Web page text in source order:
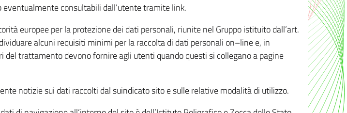
consultabili dall’utente tramite link.
europee per la protezione dei dati personali, riunite nel Gruppo istituito dall’art.
alcuni requisiti minimi per la raccolta di dati personali on–line e, in
trattamento devono fornire agli utenti quando questi si collegano a pagine
notizie sui dati raccolti dal suindicato sito e sulle relative modalità di utilizzo.